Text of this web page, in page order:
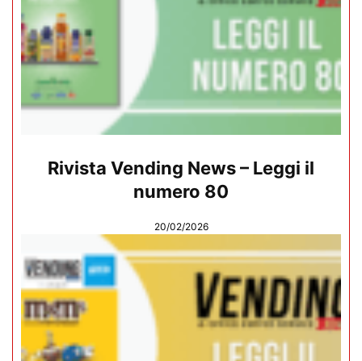
Rivista Vending News – Leggi il
numero 80
20/02/2026